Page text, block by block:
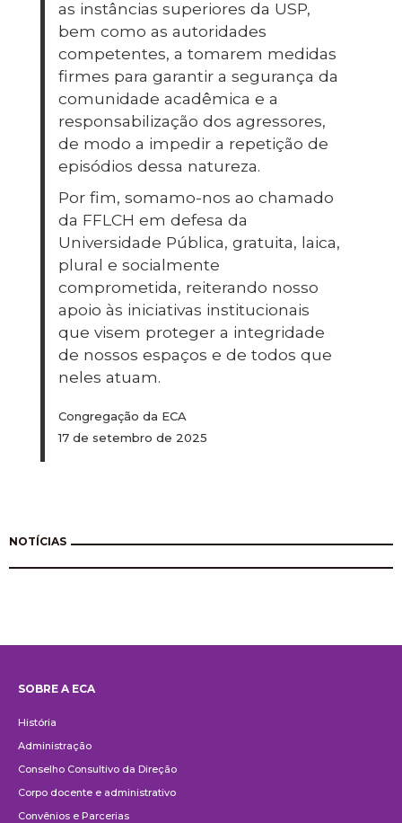
as instâncias superiores da USP,
bem como as autoridades
competentes, a tomarem medidas
firmes para garantir a segurança da
comunidade acadêmica e a
responsabilização dos agressores,
de modo a impedir a repetição de
episódios dessa natureza.
Por fim, somamo-nos ao chamado
da FFLCH em defesa da
Universidade Pública, gratuita, laica,
plural e socialmente
comprometida, reiterando nosso
apoio às iniciativas institucionais
que visem proteger a integridade
de nossos espaços e de todos que
neles atuam.
Congregação da ECA
17 de setembro de 2025
NOTÍCIAS
SOBRE A ECA
História
Administração
Conselho Consultivo da Direção
Corpo docente e administrativo
Convênios e Parcerias